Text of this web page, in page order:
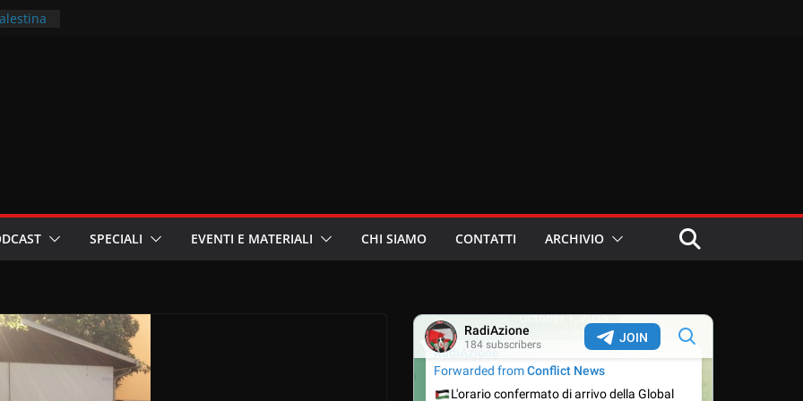
SPECIALI EVENTI E MATERIALI CHI SIAMO CONTATTI ARCHIVIO